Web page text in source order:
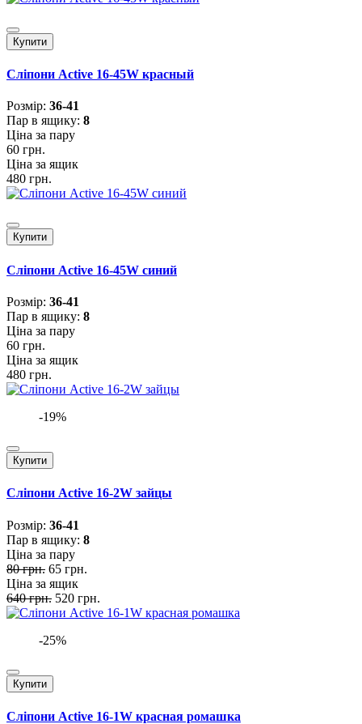
Купити
Сліпони Active 16-45W красный
Розмiр: 36-41
Пар в ящику: 8
Ціна за пару
60 грн.
Ціна за ящик
480 грн.
Купити
Сліпони Active 16-45W синий
Розмiр: 36-41
Пар в ящику: 8
Ціна за пару
60 грн.
Ціна за ящик
480 грн.
-19%
Купити
Сліпони Active 16-2W зайцы
Розмiр: 36-41
Пар в ящику: 8
Ціна за пару
80 грн. 65 грн.
Ціна за ящик
640 грн. 520 грн.
-25%
Купити
Сліпони Active 16-1W красная ромашка